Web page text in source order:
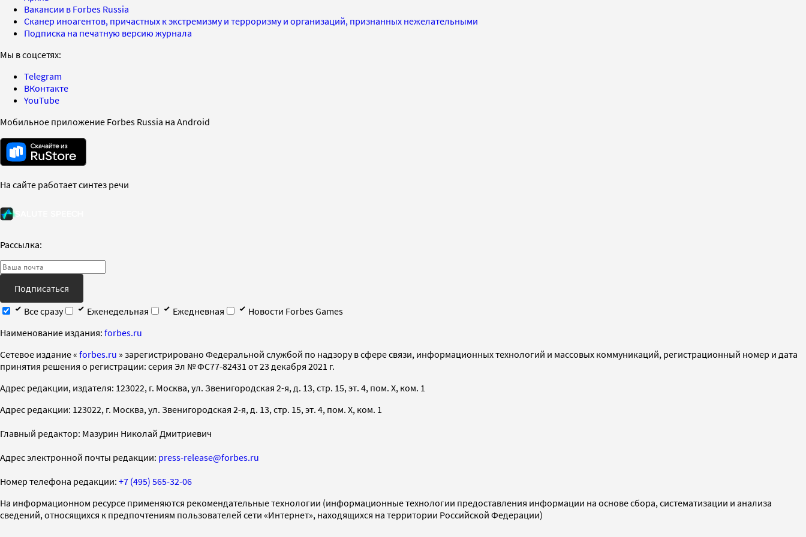
Вакансии в Forbes Russia
Сканер иноагентов, причастных к экстремизму и терроризму и организаций, признанных нежелательными
Подписка на печатную версию журнала
Мы в соцсетях:
Telegram
ВКонтакте
YouTube
Мобильное приложение Forbes Russia на Android
На сайте работает синтез речи
Рассылка:
Подписаться
Все сразу
Еженедельная Ежедневная
Новости Forbes Games
Наименование издания: forbes.ru
Cетевое издание « forbes.ru » зарегистрировано Федеральной службой по надзору в сфере связи, информационных технологий и массовых коммуникаций, регистрационный номер и дата
принятия решения о регистрации: серия Эл № ФС77-82431 от 23 декабря 2021 г.
Адрес редакции, издателя: 123022, г. Москва, ул. Звенигородская 2-я, д. 13, стр. 15, эт. 4, пом. X, ком. 1
Адрес редакции: 123022, г. Москва, ул. Звенигородская 2-я, д. 13, стр. 15, эт. 4, пом. X, ком. 1
Главный редактор: Мазурин Николай Дмитриевич
Адрес электронной почты редакции: press-release@forbes.ru
Номер телефона редакции: +7 (495) 565-32-06
На информационном ресурсе применяются рекомендательные технологии (информационные технологии предоставления информации на основе сбора, систематизации и анализа
сведений, относящихся к предпочтениям пользователей сети «Интернет», находящихся на территории Российской Федерации)